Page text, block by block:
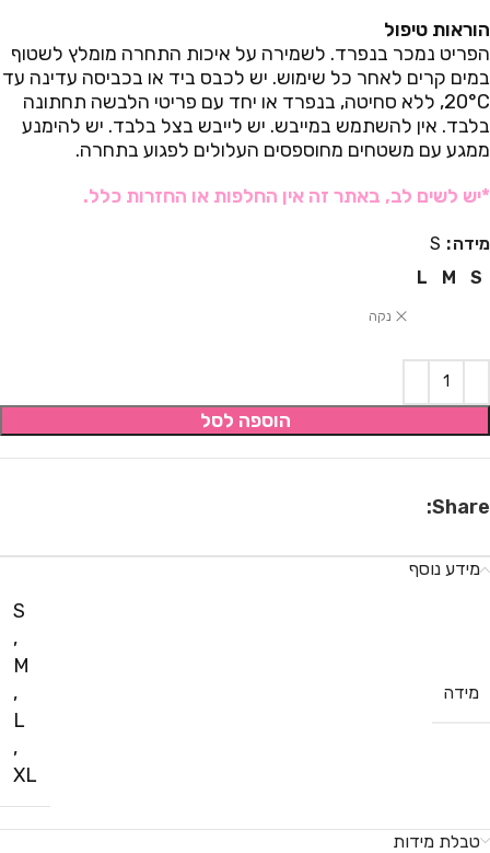
הוראות טיפול
הפריט נמכר בנפרד. לשמירה על איכות התחרה מומלץ לשטוף
במים קרים לאחר כל שימוש. יש לכבס ביד או בכביסה עדינה עד
20°C, ללא סחיטה, בנפרד או יחד עם פריטי הלבשה תחתונה
בלבד. אין להשתמש במייבש. יש לייבש בצל בלבד. יש להימנע
ממגע עם משטחים מחוספסים העלולים לפגוע בתחרה.
*יש לשים לב, באתר זה אין החלפות או החזרות כלל.
מידה
S
S
M
L
נקה
הוספה לסל
Share:
מידע נוסף
מידה
S
,
M
,
L
,
XL
טבלת מידות